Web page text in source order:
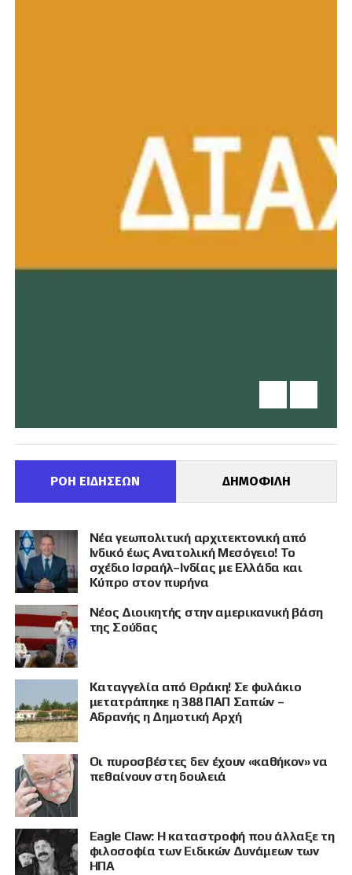
ΠΡΟΒΟΛΗ
ΡΟΗ ΕΙΔΗΣΕΩΝ ΔΗΜΟΦΙΛΗ
Νέα γεωπολιτική αρχιτεκτονική από
Ινδικό έως Ανατολική Μεσόγειο! Το
σχέδιο Ισραήλ–Ινδίας με Ελλάδα και
Κύπρο στον πυρήνα
Νέος Διοικητής στην αμερικανική βάση
της Σούδας
Καταγγελία από Θράκη! Σε φυλάκιο
μετατράπηκε η 388 ΠΑΠ Σαπών –
Αδρανής η Δημοτική Αρχή
Οι πυροσβέστες δεν έχουν «καθήκον» να
πεθαίνουν στη δουλειά
Eagle Claw: Η καταστροφή που άλλαξε τη
φιλοσοφία των Ειδικών Δυνάμεων των
ΗΠΑ